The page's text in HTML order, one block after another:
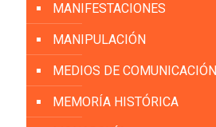
MANIFESTACIONES
MANIPULACIÓN
MEDIOS DE COMUNICACIÓN
MEMORÍA HISTÓRICA